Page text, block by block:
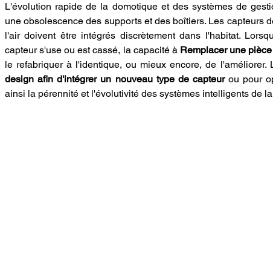
L'évolution rapide de la domotique et des systèmes de
une obsolescence des supports et des boîtiers. Les capteurs
l'air doivent être intégrés discrètement dans l'habitat.
capteur s'use ou est cassé, la capacité à Remplacer une
le refabriquer à l'identique, ou mieux encore, de l'améliorer.
design afin d'intégrer un nouveau type de capteur ou pour
ainsi la pérennité et l'évolutivité des systèmes intelligents de